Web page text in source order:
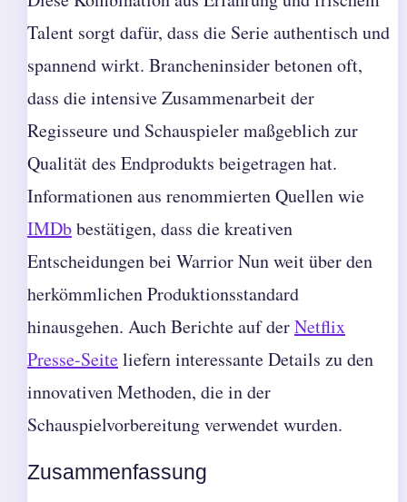
Talent sorgt dafür, dass die Serie authentisch und
spannend wirkt. Brancheninsider betonen oft,
dass die intensive Zusammenarbeit der
Regisseure und Schauspieler maßgeblich zur
Qualität des Endprodukts beigetragen hat.
Informationen aus renommierten Quellen wie
IMDbbestätigen, dass die kreativen
Entscheidungen bei Warrior Nun weit über den
herkömmlichen Produktionsstandard
hinausgehen. Auch Berichte auf derNetflix
Presse-Seiteliefern interessante Details zu den
innovativen Methoden, die in der
Schauspielvorbereitung verwendet wurden.
Zusammenfassung